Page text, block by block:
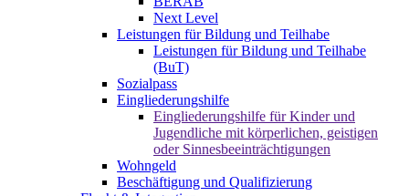
Next Level
Leistungen für Bildung und Teilhabe
Leistungen für Bildung und Teilhabe
(BuT)
Sozialpass
Eingliederungshilfe
Eingliederungshilfe für Kinder und
Jugendliche mit körperlichen, geistigen
oder Sinnesbeeinträchtigungen
Wohngeld
Beschäftigung und Qualifizierung